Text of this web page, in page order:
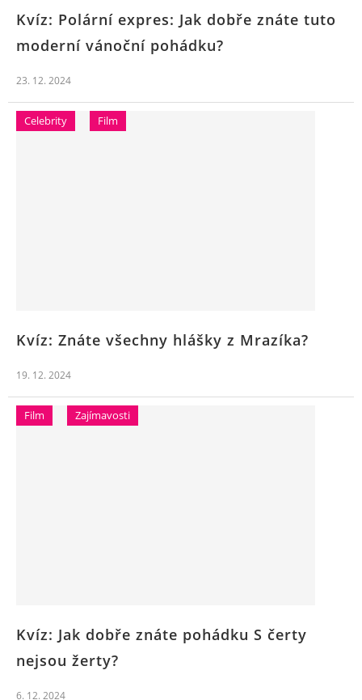
Kvíz: Polární expres: Jak dobře znáte tuto
moderní vánoční pohádku?
23. 12. 2024
Celebrity Film
Kvíz: Znáte všechny hlášky z Mrazíka?
19. 12. 2024
Film Zajímavosti
Kvíz: Jak dobře znáte pohádku S čerty
nejsou žerty?
6. 12. 2024